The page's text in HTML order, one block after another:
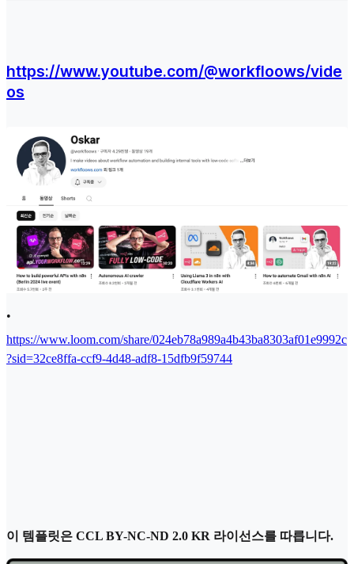
https://www.youtube.com/@workfloows/vide
os
•
https://www.loom.com/share/024eb78a989a4b43ba8303af01e9992c
?sid=32ce8ffa-ccf9-4d48-adf8-15dfb9f59744
이 템플릿은 CCL BY-NC-ND 2.0 KR 라이선스를 따릅니다.